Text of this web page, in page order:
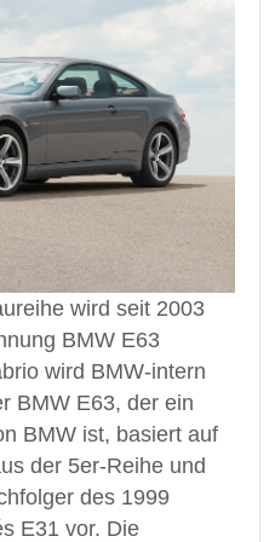
wird seit 2003
BMW E63
wird BMW-intern
BMW E63, der ein
BMW ist, basiert auf
der 5er-Reihe und
des 1999
E31 vor. Die